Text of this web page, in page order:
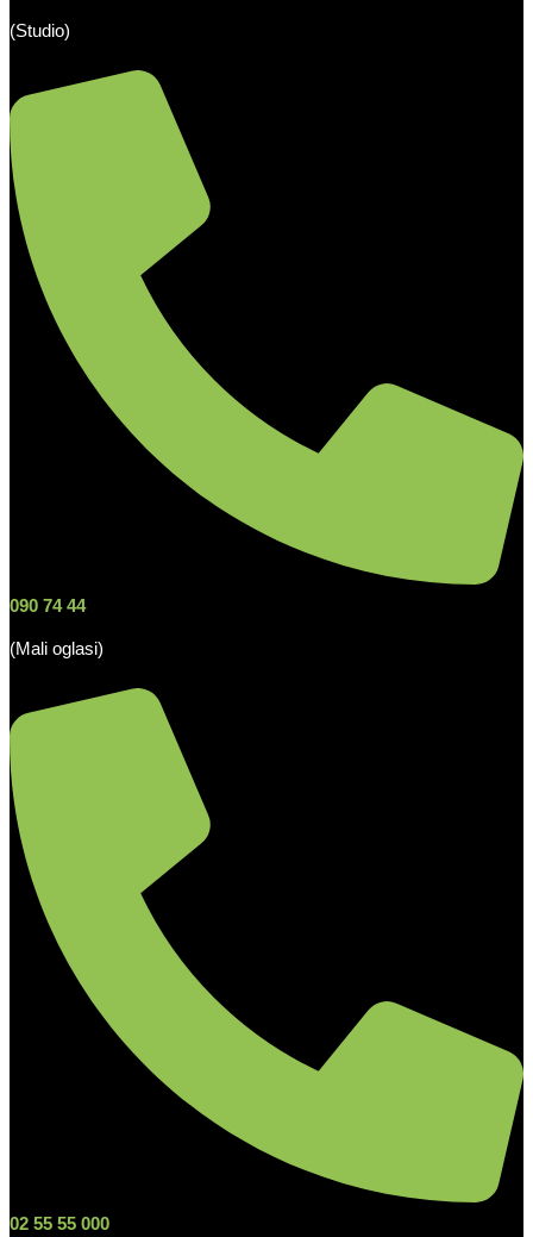
(Studio)
090 74 44
(Mali oglasi)
02 55 55 000